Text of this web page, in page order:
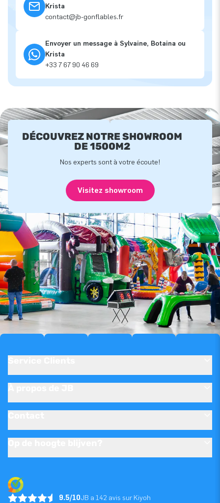
Krista
contact@jb-gonflables.fr
Envoyer un message à Sylvaine, Botaina ou
Krista
+33 7 67 90 46 69
DÉCOUVREZ NOTRE SHOWROOM
DE 1500M2
Nos experts sont à votre écoute!
Visitez showroom
9.5/10JB a 142 avis sur Kiyoh